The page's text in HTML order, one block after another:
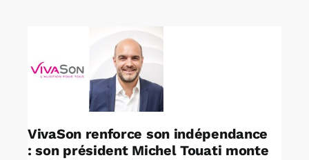
Annonces emploi
VivaSon renforce son indépendance
: son président Michel Touati monte